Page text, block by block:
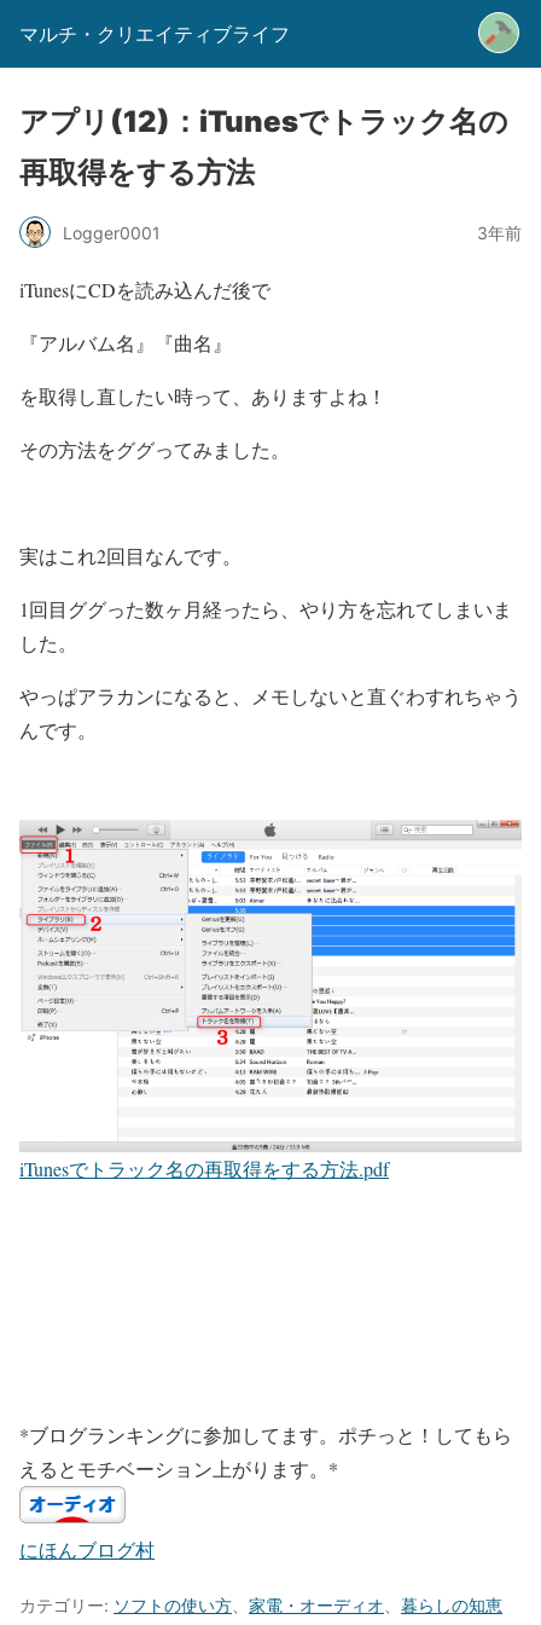
マルチ・クリエイティブライフ
アプリ(12)：iTunesでトラック名の
再取得をする方法
Logger0001 3年前
iTunesにCDを読み込んだ後で
『アルバム名』『曲名』
を取得し直したい時って、ありますよね！
その方法をググってみました。
実はこれ2回目なんです。
1回目ググった数ヶ月経ったら、 やり方を忘れてしまいま
した。
やっぱアラカンになると、メモしないと直ぐわすれちゃう
んです。
iTunesでトラック名の再取得をする方法.pdf
*ブログランキングに参加してます。ポチっと！してもら
えるとモチベーション上がります。*
にほんブログ村
カテゴリー: ソフトの使い方 家電・オーディオ 暮らしの知恵